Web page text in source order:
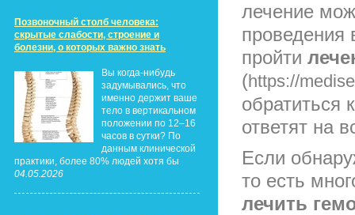
Позвоночный столб человека:
скрытые слабости, строение и
болезни, о которых важно знать
Вы когда-нибудь
задумывались, что
именно держит ваше
тело в вертикальном
положении по 12–16
часов в сутки? По
данным клинической
практики, более 80% людей хотя бы
04.05.2026
лечение
проведения
пройти
(https://
обратиться
ответят на
Если
то есть
лечить